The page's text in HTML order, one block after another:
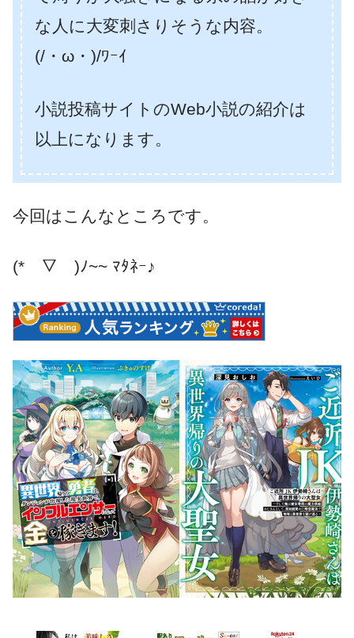
な人に大変刺さりそうな内容。
(/・ω・)/ﾜｰｲ
小説投稿サイトのWeb小説の紹介は
以上になります。
今回はこんなところです。
(*￣▽￣)ﾉ~~ ﾏﾀﾈｰ♪